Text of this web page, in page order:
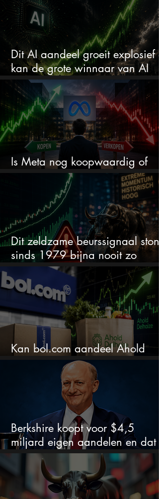
Dit AI aandeel groeit explosief
kan de grote winnaar van AI
worden
Is Meta nog koopwaardig of
wordt het tijd om te verkopen?
Dit zeldzame beurssignaal stond
sinds 1979 bijna nooit zo
extreem
Kan bol.com aandeel Ahold
nieuw leven inblazen?
Berkshire koopt voor $4,5
miljard eigen aandelen en dat
zegt veel over de waardering